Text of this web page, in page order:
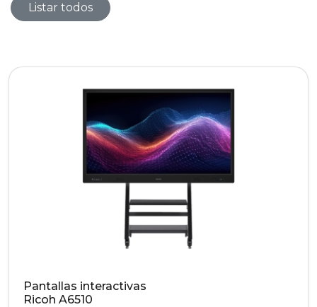
Listar todos
Pantallas interactivas
Ricoh A6510